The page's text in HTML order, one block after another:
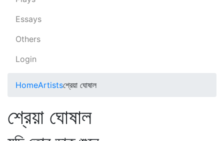
Essays
Others
Login
HomeArtistsশ্রেয়া ঘোষাল
শ্রেয়া ঘোষাল